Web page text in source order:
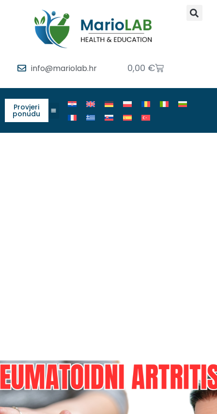
info@mariolab.hr 0,00 €
Provjeri
ponudu